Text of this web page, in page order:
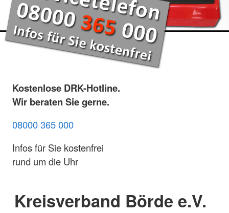
Kostenlose DRK-Hotline.
Wir beraten Sie gerne.
08000 365 000
Infos für Sie kostenfrei
rund um die Uhr
Kreisverband Börde e.V.